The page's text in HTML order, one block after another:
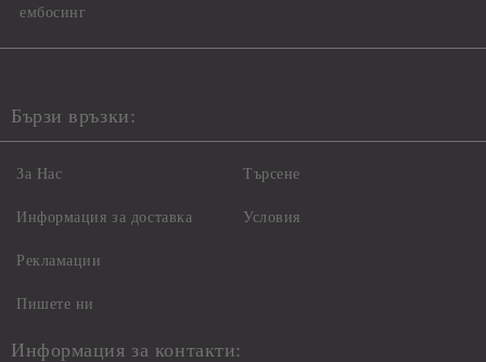
ембосинг
Бързи връзки:
За Нас
Информация за доставка
Рекламации
Пишете ни
Търсене
Условия
Информация за контакти: